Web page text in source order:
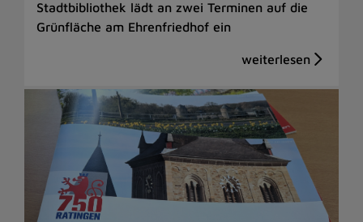
Stadtbibliothek lädt an zwei Terminen auf die
Grünfläche am Ehrenfriedhof ein